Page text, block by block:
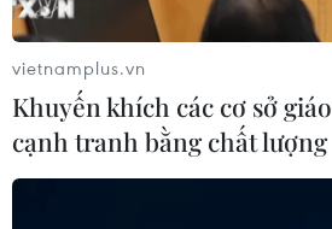
vietnamplus.vn
Khuyến khích các cơ sở
cạnh tranh bằng chất lượng